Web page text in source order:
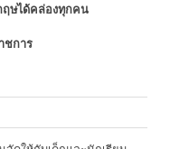
ฤษได้คล่องทุกคน
ชการ